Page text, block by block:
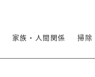
家族・人間関係 掃除